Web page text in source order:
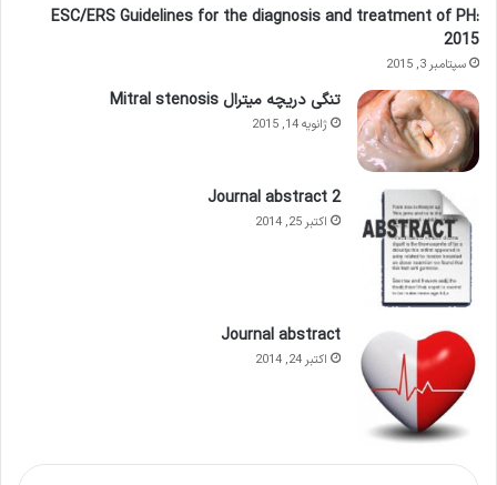
ESC/ERS Guidelines for the diagnosis and treatment of PH:
2015
سپتامبر 3, 2015
تنگی دریچه میترال Mitral stenosis
ژانویه 14, 2015
Journal abstract 2
اکتبر 25, 2014
Journal abstract
اکتبر 24, 2014